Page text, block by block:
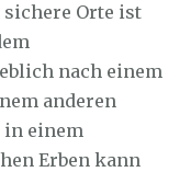
Orte ist
nach einem
anderen
in einem
Erben kann